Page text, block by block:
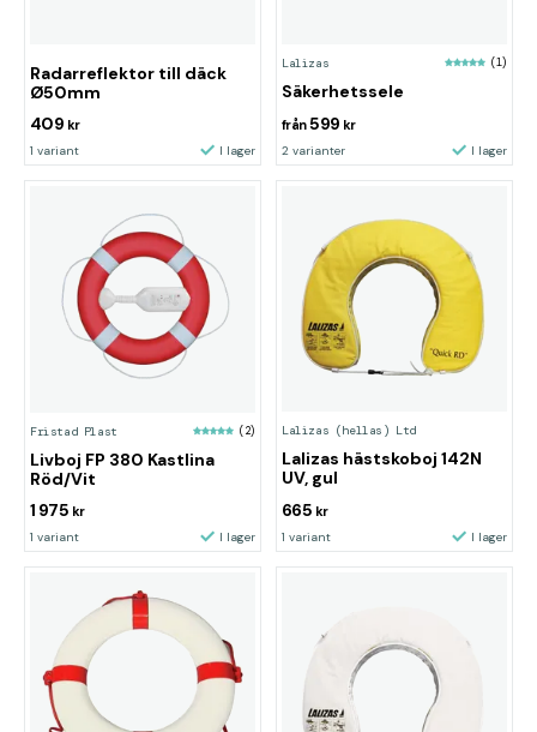
Radarreflektor till däck
Ø50mm
409 kr
1 variant I lager
Lalizas (1)
Säkerhetssele
från599 kr
2 varianter I lager
Fristad Plast (2)
Livboj FP 380 Kastlina
Röd/Vit
1 975 kr
1 variant I lager
Lalizas (hellas) Ltd
Lalizas hästskoboj 142N
UV, gul
665 kr
1 variant I lager